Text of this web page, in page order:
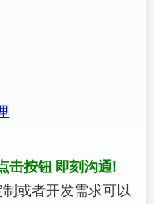
击按钮 即刻沟通!
或者开发需求可以